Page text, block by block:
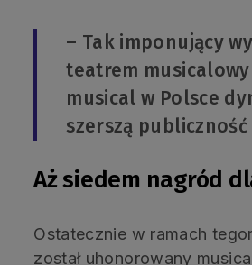
– Tak imponujący
teatrem
musical w Polsce
szerszą
Aż siedem nagród
Ostatecznie w ramach
został uhonorowany